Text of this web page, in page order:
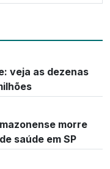
veja as dezenas
morre
saúde em SP